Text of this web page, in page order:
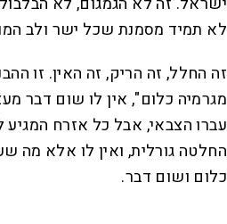
לא תמיד מסמנת שכל ישר ולב
זה החלל, זה הריק, זה האין. זו
מגרמיה כלום", אין לו שום דבר
עברו הצבאי, אבל כל אזרח
החלטה גורלית, ואין לו אלא מה
כלום ושום דבר.